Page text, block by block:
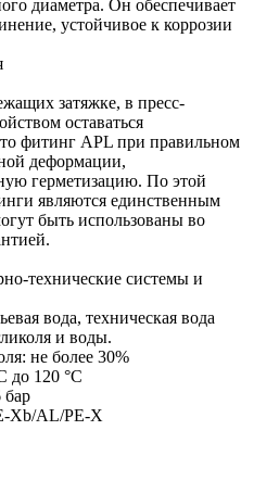
диаметра. Он обеспечивает
устойчивое к коррозии
затяжке, в пресс-
оставаться
фитинг APL при правильном
деформации,
герметизацию. По этой
являются единственным
быть использованы во
технические системы и
вода, техническая вода
и воды.
не более 30%
до 120 °C
бар
Xb/AL/PE-X